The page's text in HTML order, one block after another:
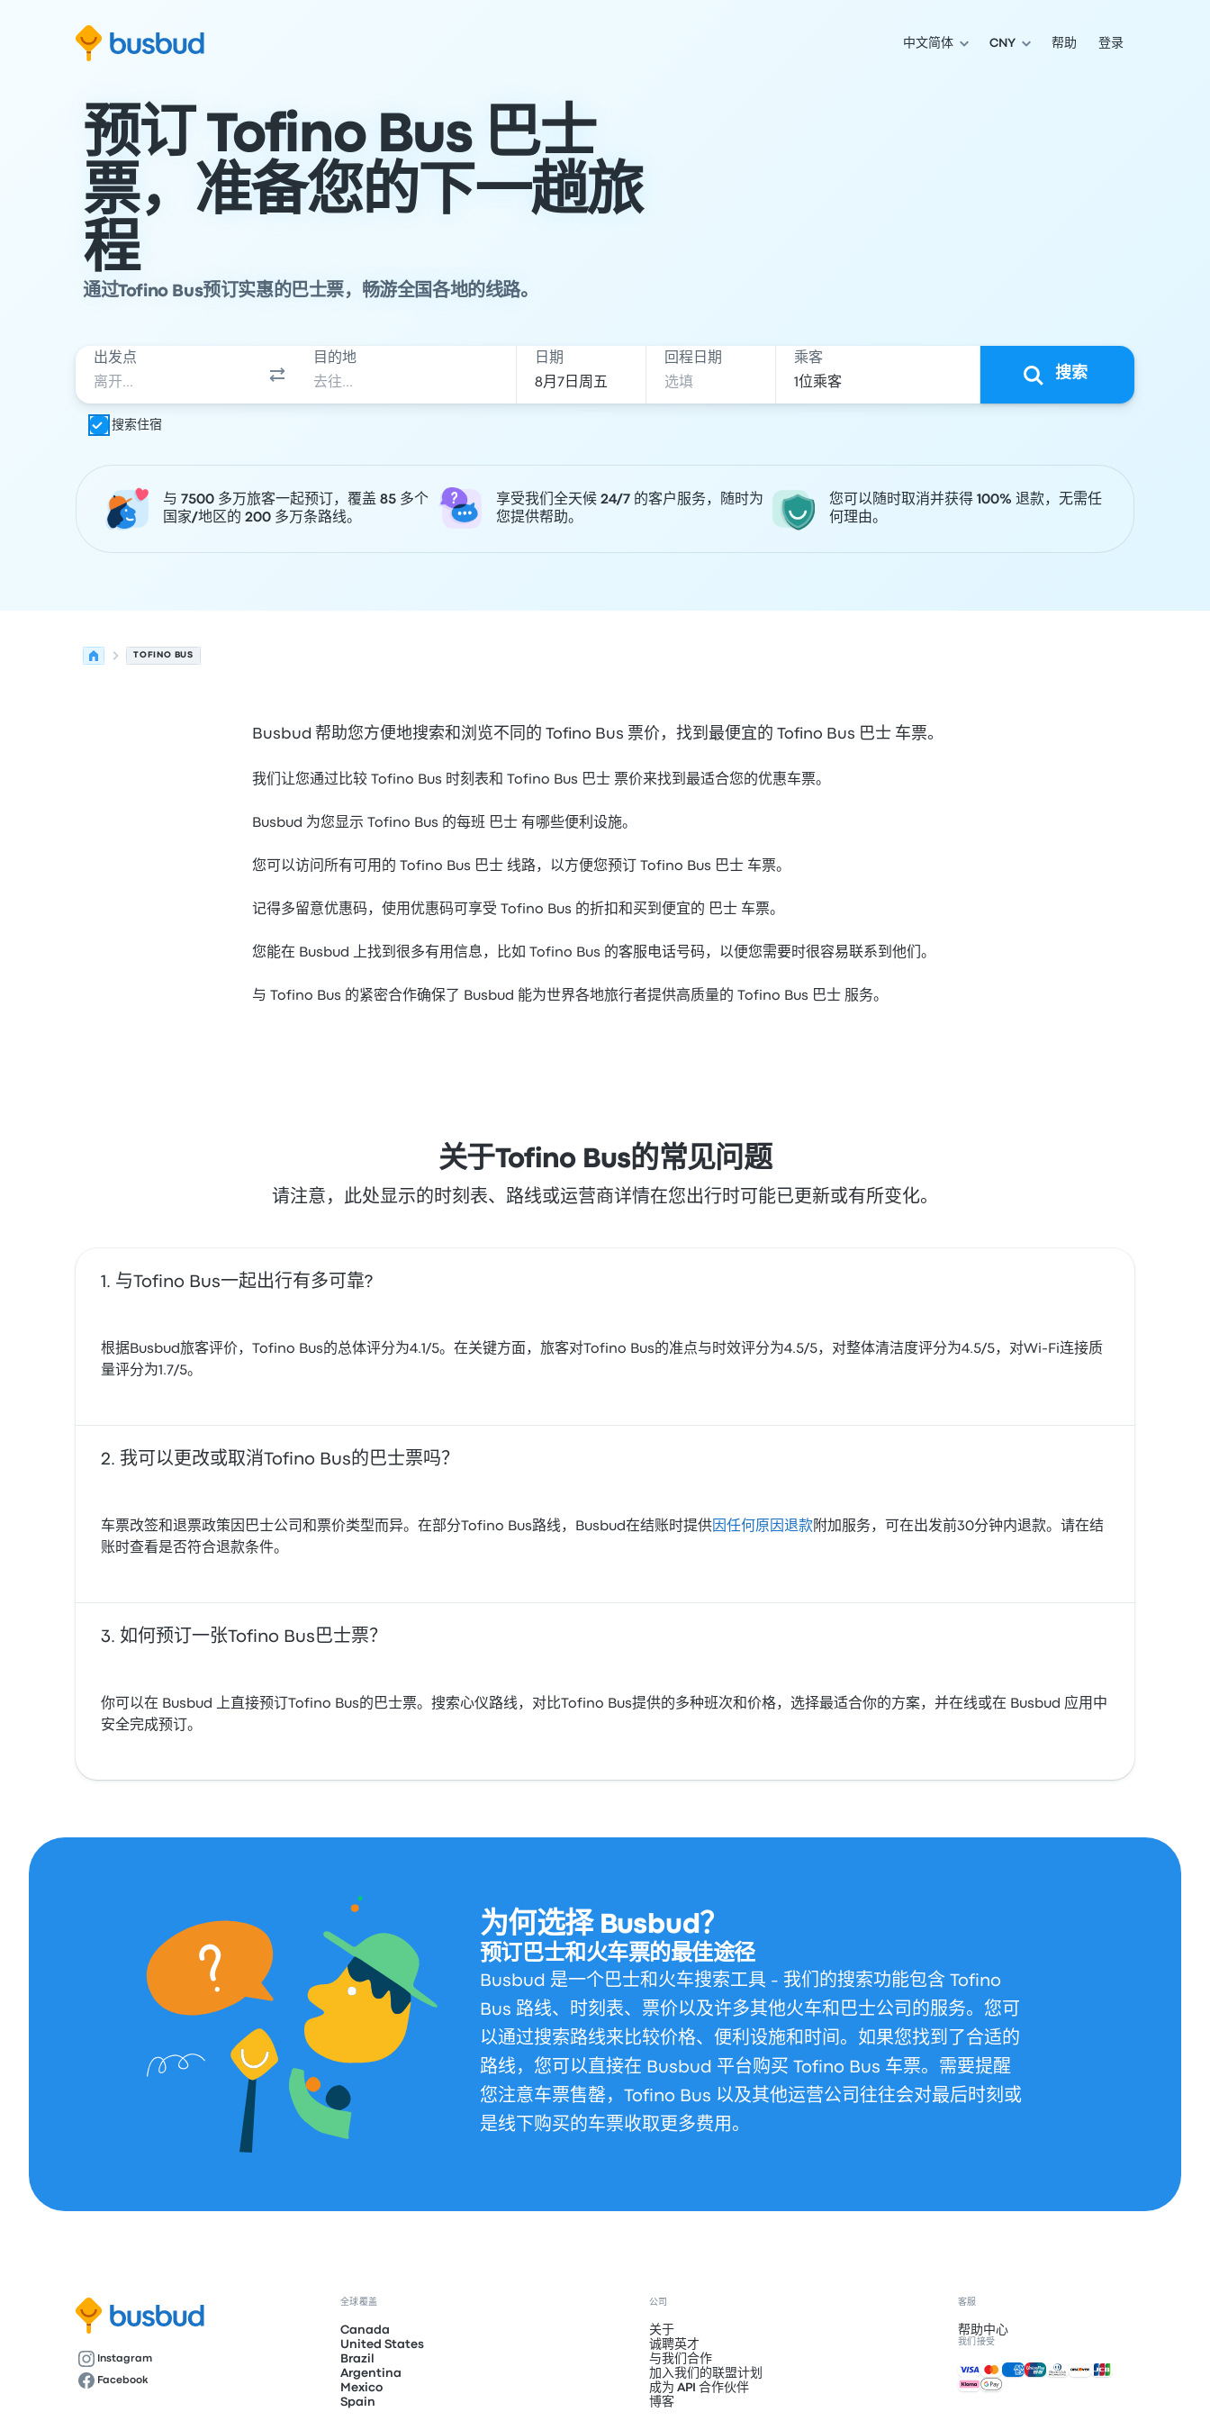
跳至搜索表单
跳至内容
跳至页脚
中文简体 CNY 帮助 登录
预订 Tofino Bus 巴士
票，准备您的下一趟旅
程
通过Tofino Bus预订实惠的巴士票，畅游全国各地的线路。
出发点 目的地 日期 回程日期 乘客
搜索
搜索住宿
与 7500 多万旅客一起预订，覆盖 85 多个
国家/地区的 200 多万条路线。
享受我们全天候 24/7 的客户服务，随时为
您提供帮助。
您可以随时取消并获得 100% 退款，无需任
何理由。
TOFINO BUS
Busbud 帮助您方便地搜索和浏览不同的 Tofino Bus 票价，找到最便宜的 Tofino Bus 巴士 车票。
我们让您通过比较 Tofino Bus 时刻表和 Tofino Bus 巴士 票价来找到最适合您的优惠车票。
Busbud 为您显示 Tofino Bus 的每班 巴士 有哪些便利设施。
您可以访问所有可用的 Tofino Bus 巴士 线路，以方便您预订 Tofino Bus 巴士 车票。
记得多留意优惠码，使用优惠码可享受 Tofino Bus 的折扣和买到便宜的 巴士 车票。
您能在 Busbud 上找到很多有用信息，比如 Tofino Bus 的客服电话号码，以便您需要时很容易联系到他们。
与 Tofino Bus 的紧密合作确保了 Busbud 能为世界各地旅行者提供高质量的 Tofino Bus 巴士 服务。
关于Tofino Bus的常见问题
请注意，此处显示的时刻表、路线或运营商详情在您出行时可能已更新或有所变化。
与Tofino Bus一起出行有多可靠?
根据Busbud旅客评价，Tofino Bus的总体评分为4.1/5。在关键方面，旅客对Tofino Bus的准点与时效评分为4.5/5，对整体清洁度评分为4.5/5，对Wi‑Fi连接质
量评分为1.7/5。
我可以更改或取消Tofino Bus的巴士票吗？
车票改签和退票政策因巴士公司和票价类型而异。在部分Tofino Bus路线，Busbud在结账时提供 因任何原因退款 附加服务，可在出发前30分钟内退款。请在结
账时查看是否符合退款条件。
如何预订一张Tofino Bus巴士票？
你可以在 Busbud 上直接预订Tofino Bus的巴士票。搜索心仪路线，对比Tofino Bus提供的多种班次和价格，选择最适合你的方案，并在线或在 Busbud 应用中
安全完成预订。
为何选择 Busbud？
预订巴士和火车票的最佳途径
Busbud 是一个巴士和火车搜索工具 - 我们的搜索功能包含 Tofino
Bus 路线、时刻表、票价以及许多其他火车和巴士公司的服务。您可
以通过搜索路线来比较价格、便利设施和时间。如果您找到了合适的
路线，您可以直接在 Busbud 平台购买 Tofino Bus 车票。需要提醒
您注意车票售罄，Tofino Bus 以及其他运营公司往往会对最后时刻或
是线下购买的车票收取更多费用。
Instagram
Facebook
全球覆盖
Canada
United States
Brazil
Argentina
Mexico
Spain
公司
关于
诚聘英才
与我们合作
加入我们的联盟计划
成为 API 合作伙伴
博客
客服
帮助中心
我们接受
接受的付款方式